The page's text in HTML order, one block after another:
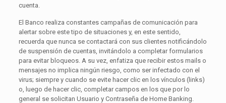
cuenta.
El Banco realiza constantes campañas de comunicación para
alertar sobre este tipo de situaciones y, en este sentido,
recuerda que nunca se contactará con sus clientes notificándolo
de suspensión de cuentas, invitándolo a completar formularios
para evitar bloqueos. A su vez, enfatiza que recibir estos mails o
mensajes no implica ningún riesgo, como ser infectado con el
virus; siempre y cuando se evite hacer clic en los vínculos (links)
o, luego de hacer clic, completar campos en los que por lo
general se solicitan Usuario y Contraseña de Home Banking.